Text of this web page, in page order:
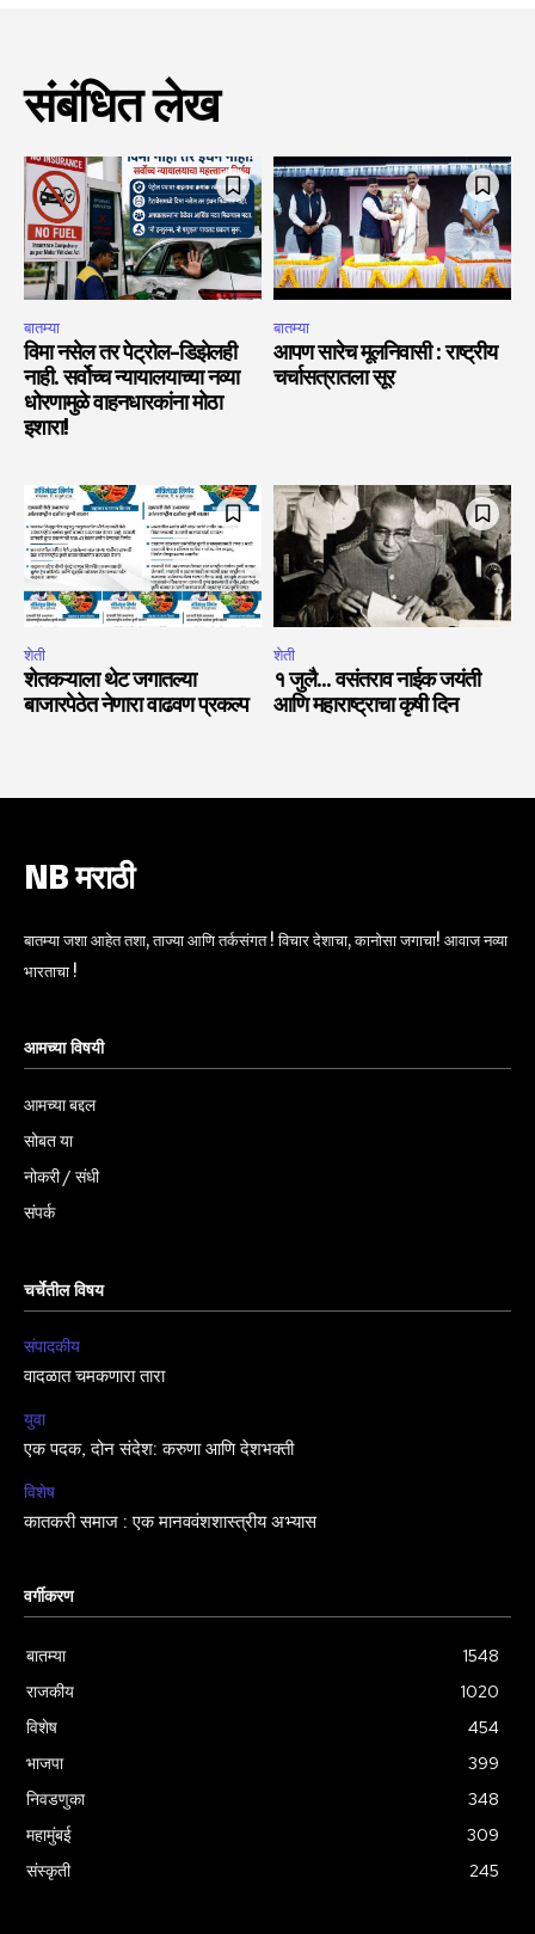
संबंधित लेख
बातम्या
विमा नसेल तर पेट्रोल-डिझेलही
नाही. सर्वोच्च न्यायालयाच्या नव्या
धोरणामुळे वाहनधारकांना मोठा
इशारा!
बातम्या
आपण सारेच मूलनिवासी : राष्ट्रीय
चर्चासत्रातला सूर
शेती
शेतकऱ्याला थेट जगातल्या
बाजारपेठेत नेणारा वाढवण प्रकल्प
शेती
१ जुलै… वसंतराव नाईक जयंती
आणि महाराष्ट्राचा कृषी दिन
NB मराठी
बातम्या जशा आहेत तशा, ताज्या आणि तर्कसंगत ! विचार देशाचा, कानोसा जगाचा! आवाज नव्या
भारताचा !
आमच्या विषयी
आमच्या बद्दल
सोबत या
नोकरी / संधी
संपर्क
चर्चेतील विषय
संपादकीय
वादळात चमकणारा तारा
युवा
एक पदक, दोन संदेश: करुणा आणि देशभक्ती
विशेष
कातकरी समाज : एक मानववंशशास्त्रीय अभ्यास
वर्गीकरण
बातम्या
1548
राजकीय
1020
विशेष
454
भाजपा
399
निवडणुका
348
महामुंबई
309
संस्कृती
245